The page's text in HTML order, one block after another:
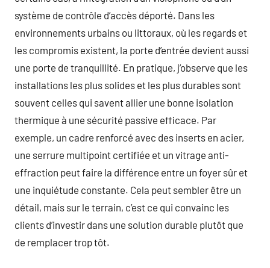
système de contrôle d’accès déporté. Dans les
environnements urbains ou littoraux, où les regards et
les compromis existent, la porte d’entrée devient aussi
une porte de tranquillité. En pratique, j’observe que les
installations les plus solides et les plus durables sont
souvent celles qui savent allier une bonne isolation
thermique à une sécurité passive efficace. Par
exemple, un cadre renforcé avec des inserts en acier,
une serrure multipoint certifiée et un vitrage anti-
effraction peut faire la différence entre un foyer sûr et
une inquiétude constante. Cela peut sembler être un
détail, mais sur le terrain, c’est ce qui convainc les
clients d’investir dans une solution durable plutôt que
de remplacer trop tôt.